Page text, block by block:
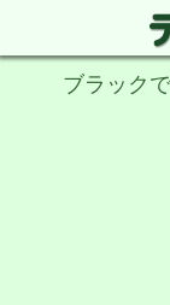
ブラック